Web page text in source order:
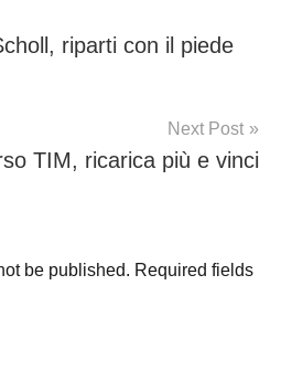
riparti con il piede
Next Post
TIM, ricarica più e vinci
be published. Required fields